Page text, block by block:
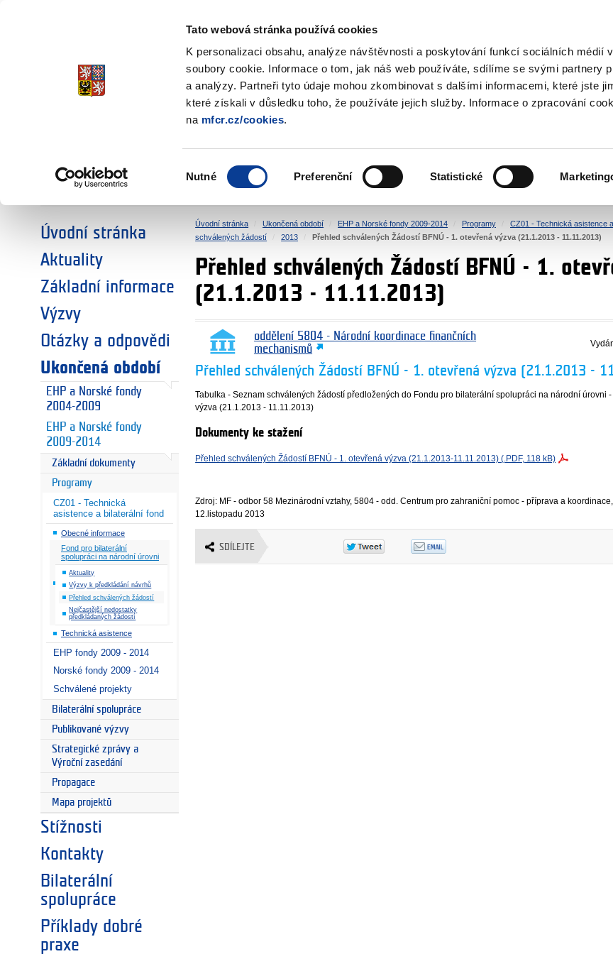
Tato webová stránka používá cookies
K personalizaci obsahu, analýze návštěvnosti a poskytování funkcí sociálních médií
soubory cookie. Informace o tom, jak náš web používáte, sdílíme se svými partnery
a analýzy. Partneři tyto údaje mohou zkombinovat s dalšími informacemi, které jste
které získali v důsledku toho, že používáte jejich služby. Informace o zpracování
na mfcr.cz/cookies.
souhlasu
Nutné Preferenční Statistické
Fondy EHP a Norska
ZVOLTE SI OBLAST:
SOCIÁLNÍ DIALOG ŽIVOTNÍ PROSTŘEDÍ LIDSKÁ PRÁVA SPRAVEDLNOST
Úvodní stránka
Aktuality
Základní informace
Výzvy
Otázky a odpovědi
Ukončená období
EHP a Norské fondy
2004-2009
EHP a Norské fondy
2009-2014
Základní dokumenty
Programy
CZ01 - Technická
asistence a bilaterální fond
Obecné informace
Fond pro bilaterální
spolupráci na národní úrovni
Aktuality
Výzvy k předkládání návrhů
Přehled schválených žádostí
Nejčastější nedostatky
předkládaných žádostí
Technická asistence
EHP fondy 2009 - 2014
Norské fondy 2009 - 2014
Schválené projekty
Bilaterální spolupráce
Publikované výzvy
Strategické zprávy a
Výroční zasedání
Propagace
Mapa projektů
Stížnosti
Kontakty
Bilaterální
spolupráce
Příklady dobré
praxe
Úvodní stránka Ukončená období EHP a Norské fondy 2009-2014 Programy CZ01 - Technická asistence
schválených žádostí
2013 Přehled schválených Žádostí BFNÚ - 1. otevřená výzva (21.1.2013 - 11.11.2013)
Přehled schválených Žádostí BFNÚ - 1.
(21.1.2013 - 11.11.2013)
oddělení 5804 - Národní koordinace finančních
mechanismů
Přehled schválených Žádostí BFNÚ - 1. otevřená výzva (21.1.2013 -
Tabulka - Seznam schválených žádostí předložených do Fondu pro bilaterální spolupráci na národní úrovni -
výzva (21.1.2013 - 11.11.2013)
Dokumenty ke stažení
Přehled schválených Žádostí BFNÚ - 1. otevřená výzva (21.1.2013-11.11.2013) (.PDF, 118 kB)
Zdroj: MF - odbor 58 Mezinárodní vztahy, 5804 - odd. Centrum pro zahraniční pomoc - příprava a
12.listopadu 2013
SDÍLEJTE